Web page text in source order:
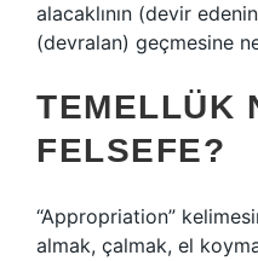
alacaklının (devir
(devralan) geçmesine
TEMELLÜK
FELSEFE?
“Appropriation”
almak, çalmak, el